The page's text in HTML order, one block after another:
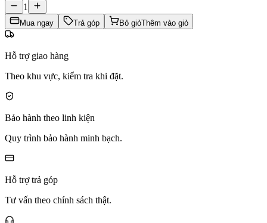
1
Mua ngay Trả góp Bỏ giỏThêm vào giỏ
Hỗ trợ giao hàng
Theo khu vực, kiểm tra khi đặt.
Bảo hành theo linh kiện
Quy trình bảo hành minh bạch.
Hỗ trợ trả góp
Tư vấn theo chính sách thật.